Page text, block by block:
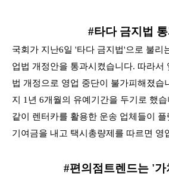
#타다 금지법
국회가 지난6일 '타다 금지법'으로 불리
업법 개정안을 통과시켰습니다. 따라서
법 개정으로 영업 중단이 불가피해졌습
지 1년 6개월의 유예기간을 두기로 했
같이 렌터카를 활용한 운송 업체들이
기여금을 내고 택시총량제를 따르면 영
#편의점트렌드는 '가